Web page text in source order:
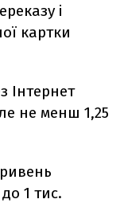
і
картки
Інтернет
не менш 1,25
1 тис.